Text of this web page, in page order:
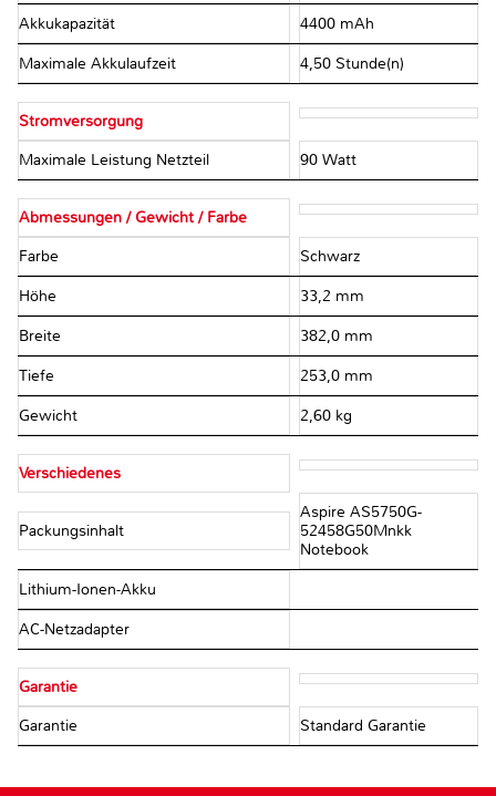
Akkukapazität 4400 mAh
Maximale Akkulaufzeit 4,50 Stunde(n)
Stromversorgung
Maximale Leistung Netzteil 90 Watt
Abmessungen / Gewicht / Farbe
Farbe Schwarz
Höhe 33,2 mm
Breite 382,0 mm
Tiefe 253,0 mm
Gewicht 2,60 kg
Verschiedenes
Packungsinhalt
Aspire AS5750G-
52458G50Mnkk
Notebook
Lithium-Ionen-Akku
AC-Netzadapter
Garantie
Garantie Standard Garantie